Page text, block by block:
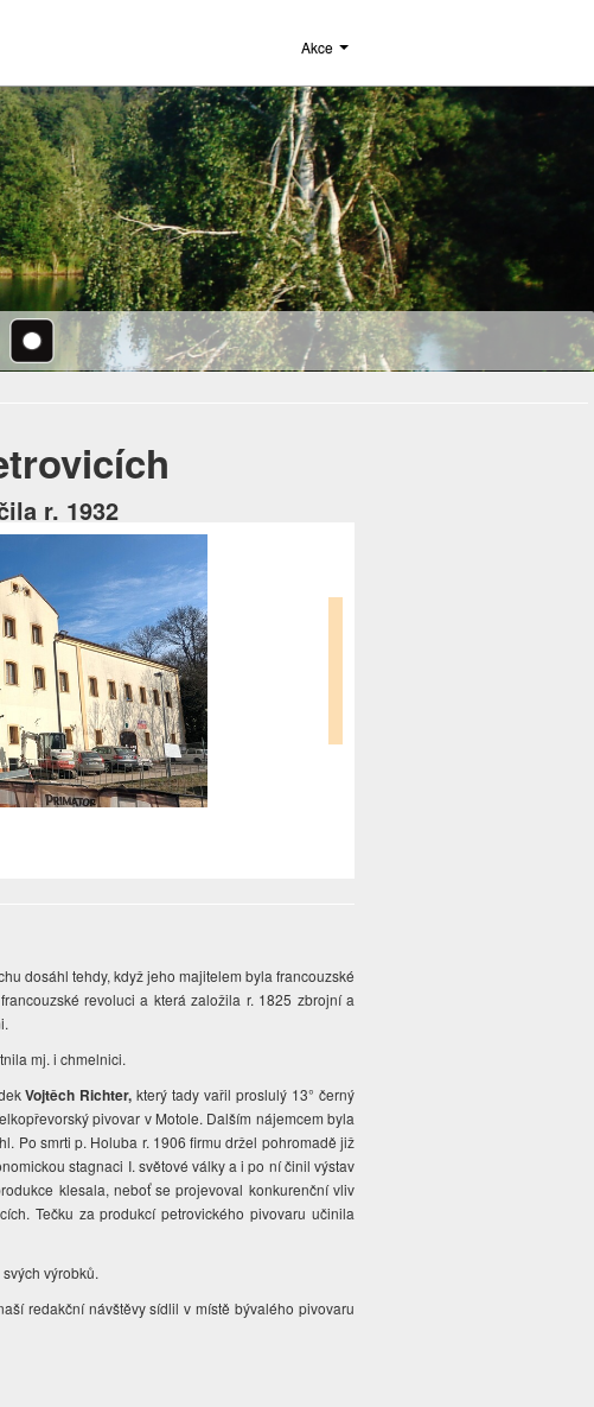
Akce
r. 1932
dosáhl tehdy, když jeho majitelem byla francouzské
revoluci a která založila r. 1825 zbrojní a
mj. i chmelnici.
Vojtěch Richter, který tady vařil proslulý 13° černý
pivovar v Motole. Dalším nájemcem byla
Po smrti p. Holuba r. 1906 firmu držel pohromadě již
stagnaci I. světové války a i po ní činil výstav
klesala, neboť se projevoval konkurenční vliv
Tečku za produkcí petrovického pivovaru učinila
výrobků.
redakční návštěvy sídlil v místě bývalého pivovaru